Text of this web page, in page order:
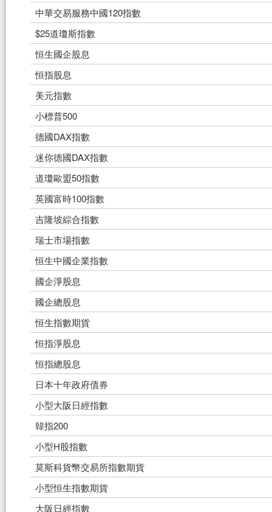
中華交易服務中國120指數
$25道瓊斯指數
恒生國企股息
恒指股息
美元指數
小標普500
德國DAX指數
迷你德國DAX指數
道瓊歐盟50指數
英國富時100指數
吉隆坡綜合指數
瑞士市場指數
恒生中國企業指數
國企淨股息
國企總股息
恒生指數期貨
恒指淨股息
恒指總股息
日本十年政府債券
小型大阪日經指數
韓指200
小型H股指數
莫斯科貨幣交易所指數期貨
小型恒生指數期貨
大阪日經指數